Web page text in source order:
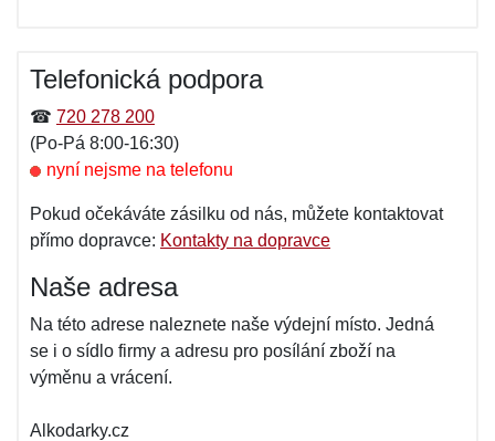
Telefonická podpora
☎ 720 278 200
(Po-Pá 8:00-16:30)
nyní nejsme na telefonu
Pokud očekáváte zásilku od nás, můžete kontaktovat
přímo dopravce: Kontakty na dopravce
Naše adresa
Na této adrese naleznete naše výdejní místo. Jedná
se i o sídlo firmy a adresu pro posílání zboží na
výměnu a vrácení.
Alkodarky.cz